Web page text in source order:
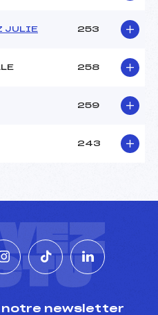
JULIE 253
258
259
243
notre newsletter